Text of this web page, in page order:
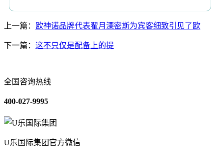
上一篇： 欧神诺品牌代表翟月溧密斯为宾客细致引见了欧
下一篇： 这不只仅是配备上的提
全国咨询热线
400-027-9995
U乐国际集团官方微信